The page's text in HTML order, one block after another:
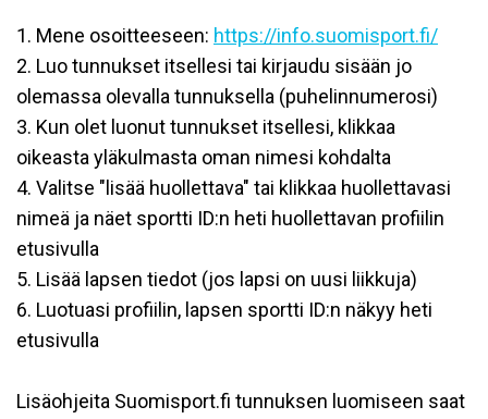
1. Mene osoitteeseen: https://info.suomisport.fi/
2. Luo tunnukset itsellesi tai kirjaudu sisään jo
olemassa olevalla tunnuksella (puhelinnumerosi)
3. Kun olet luonut tunnukset itsellesi, klikkaa
oikeasta yläkulmasta oman nimesi kohdalta
4. Valitse "lisää huollettava" tai klikkaa huollettavasi
nimeä ja näet sportti ID:n heti huollettavan profiilin
etusivulla
5. Lisää lapsen tiedot (jos lapsi on uusi liikkuja)
6. Luotuasi profiilin, lapsen sportti ID:n näkyy heti
etusivulla
Lisäohjeita Suomisport.fi tunnuksen luomiseen saat